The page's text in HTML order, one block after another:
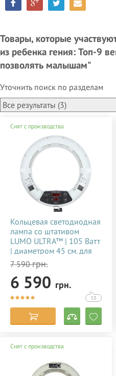
Товары, которые
из ребенка гения: Топ-9
позволять малышам"
Уточнить поиск по разделам
Снят с производства
Кольцевая светодиодная
лампа со штативом
LUMO ULTRA™ | 105 Ватт
| диаметром 45 см. для
тик тока, визажиста,
косметолога, блогера,
фото, видеосъемки
купить недорого в
Украине 356784
7 590грн.
6 590 грн.
53
Снят с производства